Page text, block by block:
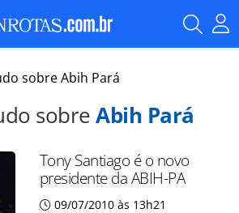
sobre Abih Pará
sobreAbih Pará
Tony Santiago é o novo
presidente da ABIH-PA
09/07/2010 às 13h21